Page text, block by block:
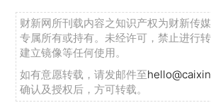
财新网所刊载内容之知识产权为财新传
专属所有或持有。未经许可，禁止进行
建立镜像等任何使用。
如有意愿转载，请发邮件至
确认及授权后，方可转载。